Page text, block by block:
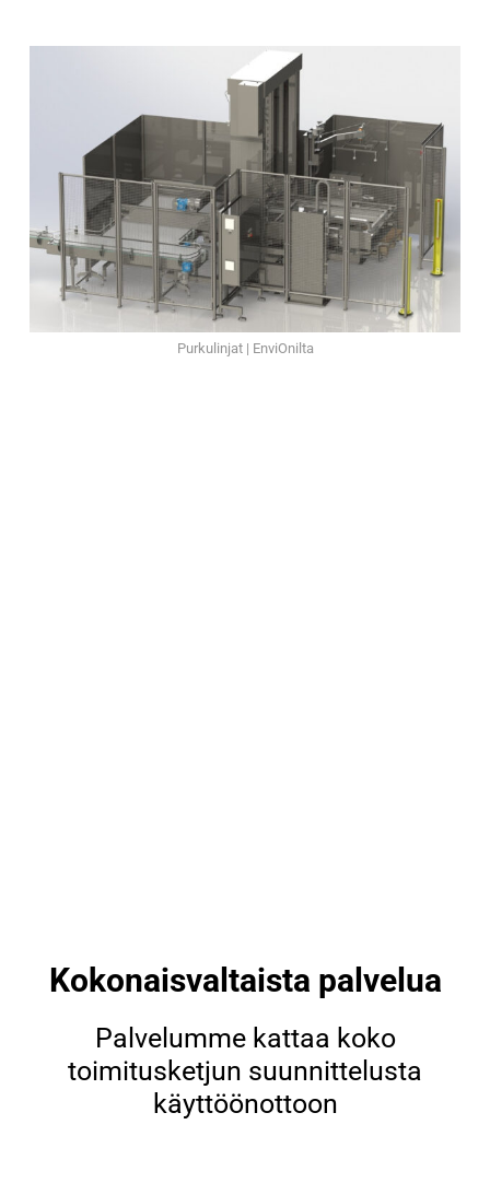
Purkulinjat | EnviOnilta
Kokonaisvaltaista palvelua
Palvelumme kattaa koko
toimitusketjun suunnittelusta
käyttöönottoon